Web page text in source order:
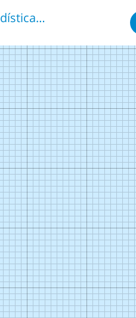
medidas estadísticas univariantes